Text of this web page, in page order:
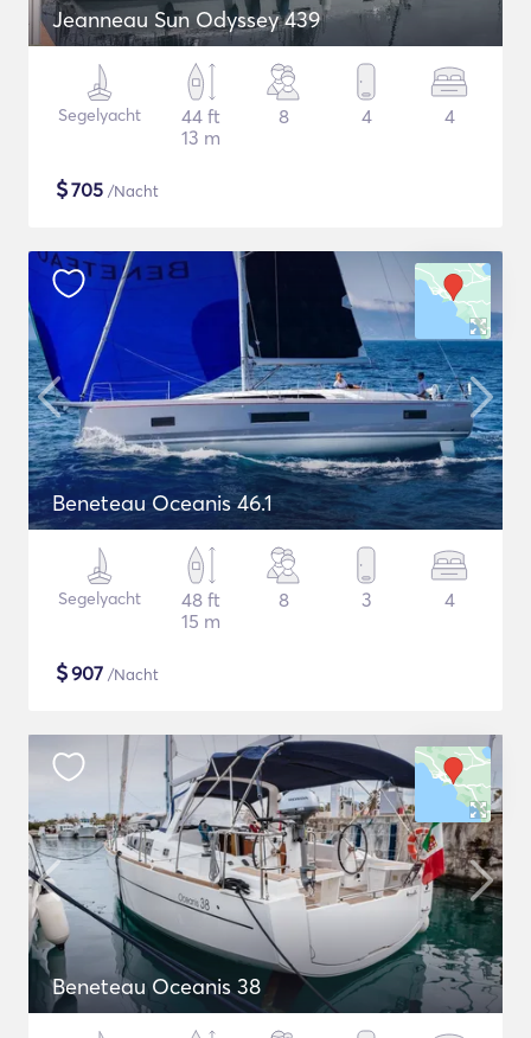
Jeanneau Sun Odyssey 439
Segelyacht
44 ft
13 m
8 4 4
$705 /Nacht
Beneteau Oceanis 46.1
Segelyacht
48 ft
15 m
8 3 4
$907 /Nacht
Beneteau Oceanis 38